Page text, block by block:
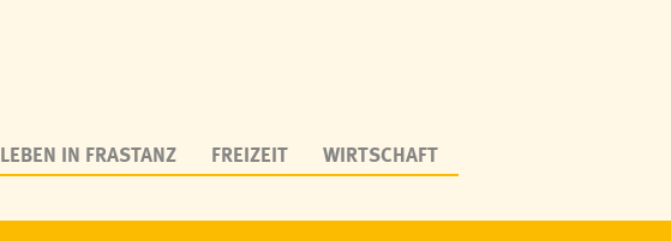
LEBEN IN FRASTANZ FREIZEIT WIRTSCHAFT